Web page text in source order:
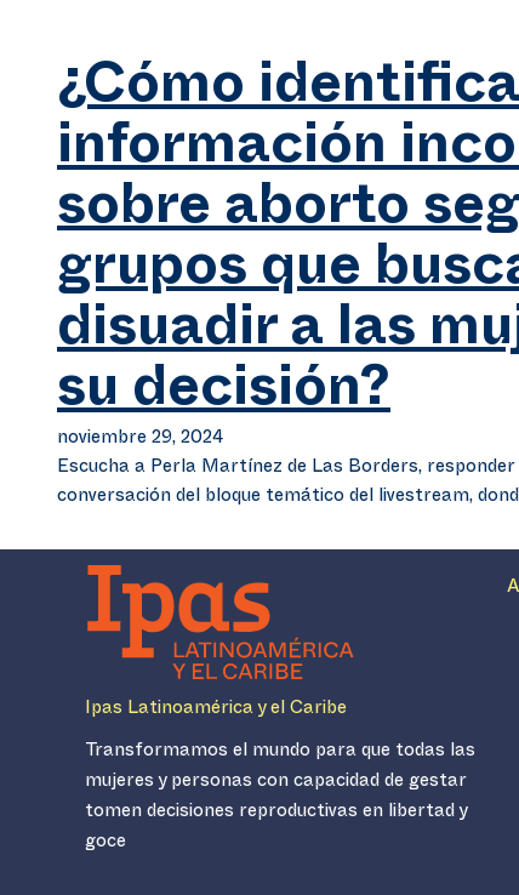
¿Cómo
información
sobre aborto
grupos que
disuadir a las
su decisión?
noviembre 29, 2024
Escucha a Perla Martínez de Las Borders,
conversación del bloque temático del livestream,
Ipas Latinoamérica y el Caribe
Transformamos el mundo para que todas las
mujeres y personas con capacidad de gestar
tomen decisiones reproductivas en libertad y
goce